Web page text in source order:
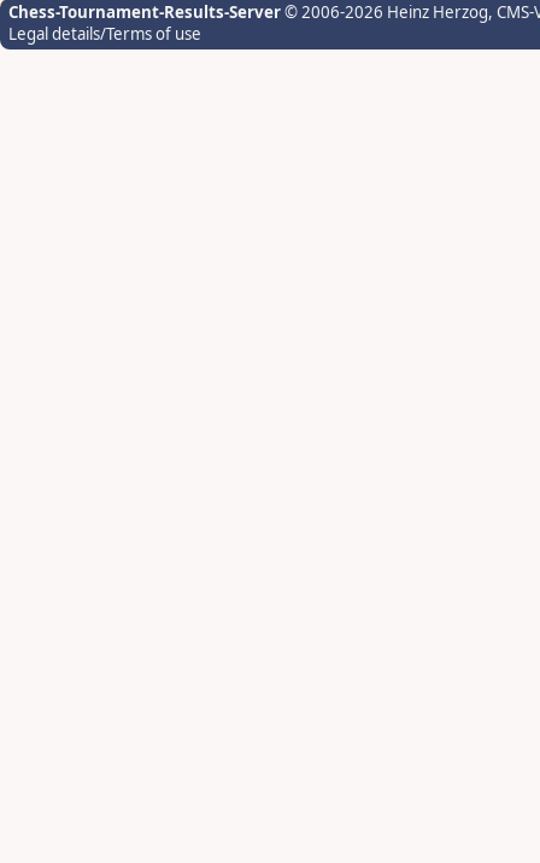
Chess-Tournament-Results-Server© 2006-2026 Heinz Herzog,
Legal details/Terms of use